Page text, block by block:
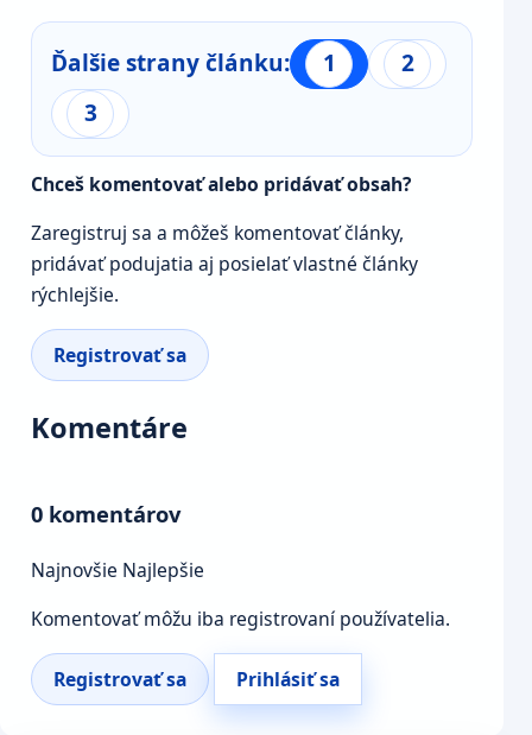
Ďalšie strany článku: 1
2
3
Chceš komentovať alebo pridávať obsah?
Zaregistruj sa a môžeš komentovať články,
pridávať podujatia aj posielať vlastné články
rýchlejšie.
Registrovať sa
Komentáre
0 komentárov
Najnovšie Najlepšie
Komentovať môžu iba registrovaní používatelia.
Registrovať sa Prihlásiť sa